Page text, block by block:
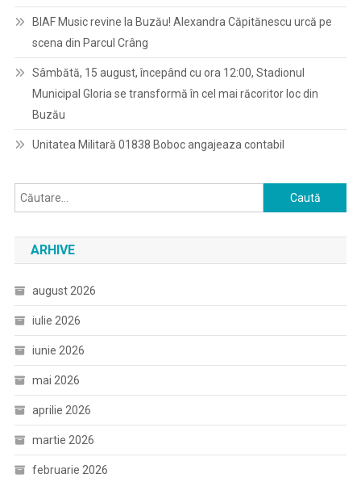
BIAF Music revine la Buzău! Alexandra Căpitănescu urcă pe
scena din Parcul Crâng
Sâmbătă, 15 august, începând cu ora 12:00, Stadionul
Municipal Gloria se transformă în cel mai răcoritor loc din
Buzău
Unitatea Militară 01838 Boboc angajeaza contabil
Caută
după:
ARHIVE
august 2026
iulie 2026
iunie 2026
mai 2026
aprilie 2026
martie 2026
februarie 2026